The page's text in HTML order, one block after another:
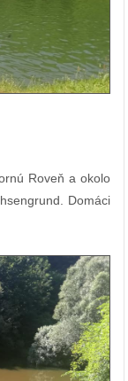
Roveň a okolo
Domáci